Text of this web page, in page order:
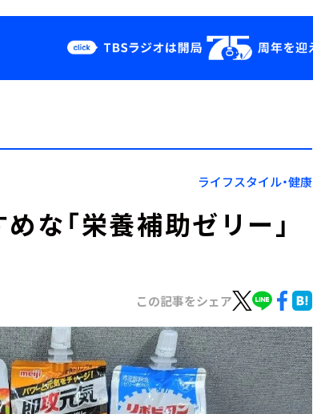
YouTube
会社情報
ライフスタイル・健康
な「栄養補助ゼリー」
この記事をシェア